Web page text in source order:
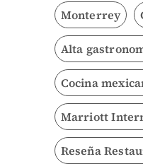
Monterrey
Alta
Cocina
Marriott
Reseña